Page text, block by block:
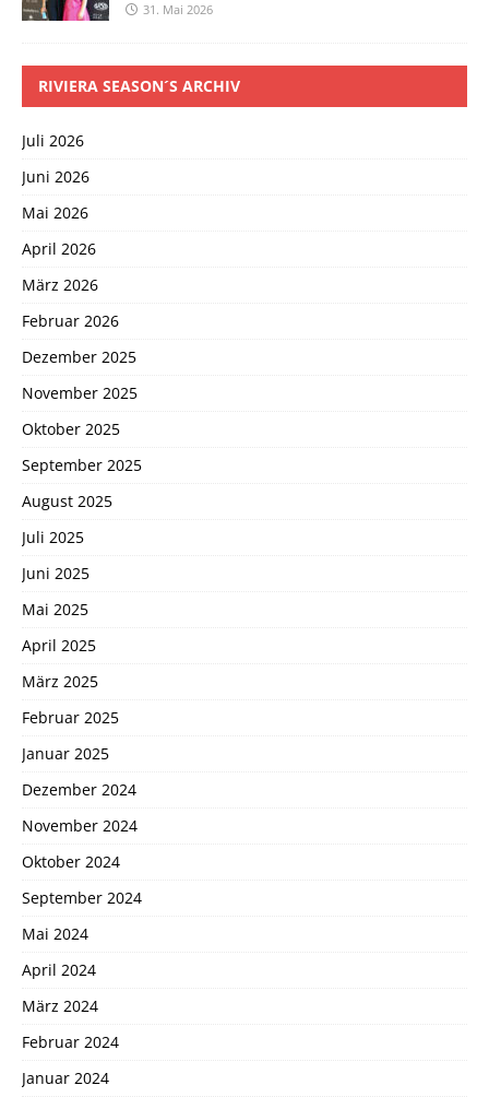
31. Mai 2026
RIVIERA SEASON´S ARCHIV
Juli 2026
Juni 2026
Mai 2026
April 2026
März 2026
Februar 2026
Dezember 2025
November 2025
Oktober 2025
September 2025
August 2025
Juli 2025
Juni 2025
Mai 2025
April 2025
März 2025
Februar 2025
Januar 2025
Dezember 2024
November 2024
Oktober 2024
September 2024
Mai 2024
April 2024
März 2024
Februar 2024
Januar 2024